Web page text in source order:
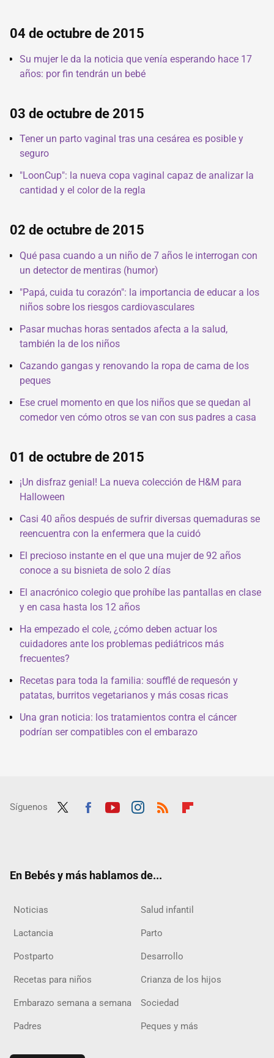
04 de octubre de 2015
Su mujer le da la noticia que venía esperando hace 17
años: por fin tendrán un bebé
03 de octubre de 2015
Tener un parto vaginal tras una cesárea es posible y
seguro
"LoonCup": la nueva copa vaginal capaz de analizar la
cantidad y el color de la regla
02 de octubre de 2015
Qué pasa cuando a un niño de 7 años le interrogan con
un detector de mentiras (humor)
"Papá, cuida tu corazón": la importancia de educar a los
niños sobre los riesgos cardiovasculares
Pasar muchas horas sentados afecta a la salud,
también la de los niños
Cazando gangas y renovando la ropa de cama de los
peques
Ese cruel momento en que los niños que se quedan al
comedor ven cómo otros se van con sus padres a casa
01 de octubre de 2015
¡Un disfraz genial! La nueva colección de H&M para
Halloween
Casi 40 años después de sufrir diversas quemaduras se
reencuentra con la enfermera que la cuidó
El precioso instante en el que una mujer de 92 años
conoce a su bisnieta de solo 2 días
El anacrónico colegio que prohíbe las pantallas en clase
y en casa hasta los 12 años
Ha empezado el cole, ¿cómo deben actuar los
cuidadores ante los problemas pediátricos más
frecuentes?
Recetas para toda la familia: soufflé de requesón y
patatas, burritos vegetarianos y más cosas ricas
Una gran noticia: los tratamientos contra el cáncer
podrían ser compatibles con el embarazo
Síguenos
En Bebés y más hablamos de...
Noticias Salud infantil
Lactancia Parto
Postparto Desarrollo
Recetas para niños Crianza de los hijos
Embarazo semana a semana Sociedad
Padres Peques y más